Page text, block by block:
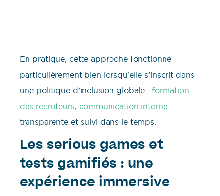
En pratique, cette approche fonctionne
particulièrement bien lorsqu’elle s’inscrit dans
une politique d’inclusion globale : formation
des recruteurs, communication interne
transparente et suivi dans le temps.
Les serious games et
tests gamifiés : une
expérience immersive